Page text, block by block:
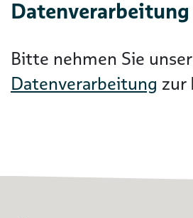
Datenverarbeitung
Bitte nehmen Sie
Datenverarbeitung zur